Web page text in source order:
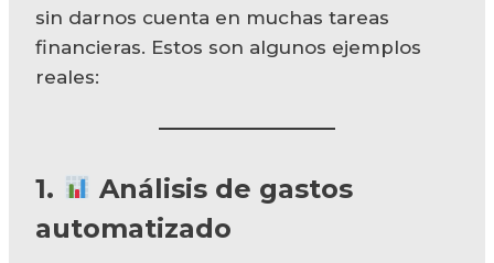
sin darnos cuenta en muchas tareas
financieras. Estos son algunos ejemplos
reales:
1.
Análisis de gastos
automatizado